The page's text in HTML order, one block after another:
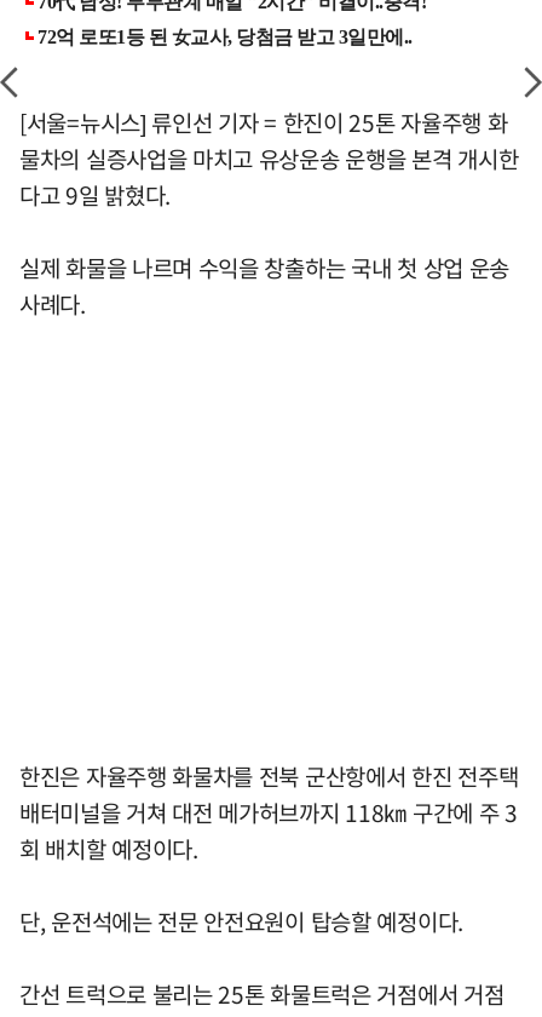
[서울=뉴시스] 류인선 기자 = 한진이 25톤 자율주행 화
물차의 실증사업을 마치고 유상운송 운행을 본격 개시한
다고 9일 밝혔다.
실제 화물을 나르며 수익을 창출하는 국내 첫 상업 운송
사례다.
한진은 자율주행 화물차를 전북 군산항에서 한진 전주택
배터미널을 거쳐 대전 메가허브까지 118㎞ 구간에 주 3
회 배치할 예정이다.
단, 운전석에는 전문 안전요원이 탑승할 예정이다.
간선 트럭으로 불리는 25톤 화물트럭은 거점에서 거점